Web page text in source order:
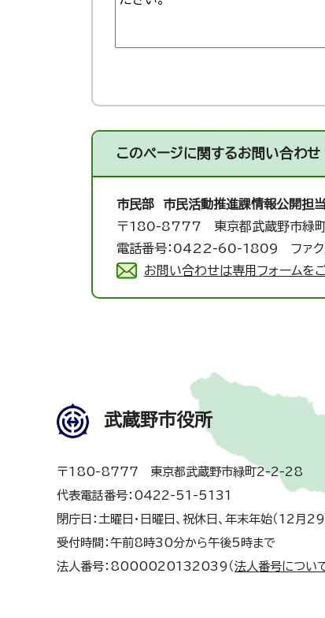
このページに関するお問い合わせ
市民部 市民活動推進課情報公開担当
〒180-8777 東京都武蔵野市緑
電話番号：0422-60-1809 ファ
お問い合わせは専用フォームを
武蔵野市役所
〒180-8777 東京都武蔵野市緑町2-2-28
代表電話番号：0422-51-5131
閉庁日：土曜日・日曜日、祝休日、年末年始（12月
受付時間：午前8時30分から午後5時まで
法人番号：8000020132039（ 法人番号につい